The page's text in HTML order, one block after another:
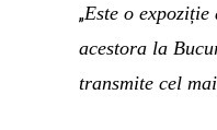
„Este o
acestora la
transmite cel